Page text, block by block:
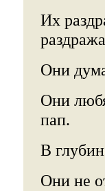
Их
Они
Они
пап.
В
Они не